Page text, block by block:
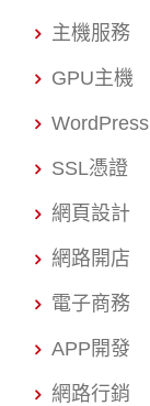
主機服務
GPU主機
WordPress
SSL憑證
網頁設計
網路開店
電子商務
APP開發
網路行銷